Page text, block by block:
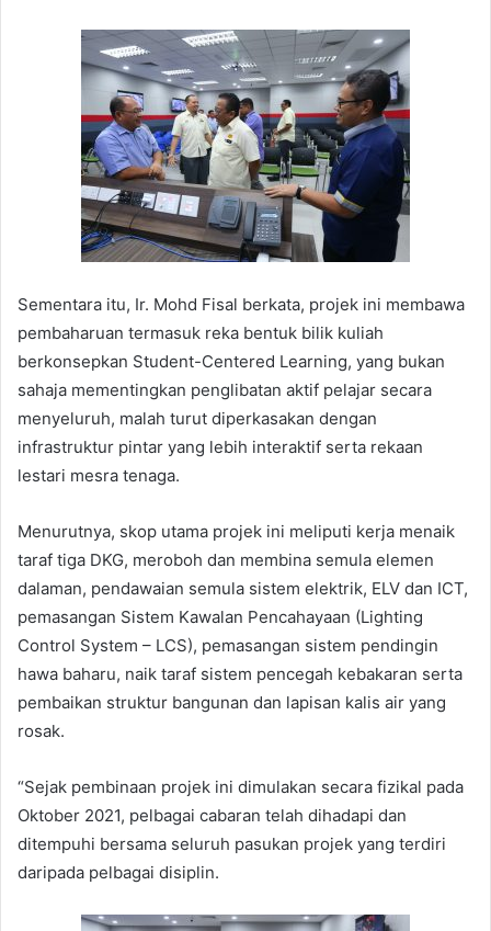
Sementara itu, Ir. Mohd Fisal berkata, projek ini membawa
pembaharuan termasuk reka bentuk bilik kuliah
berkonsepkan Student-Centered Learning, yang bukan
sahaja mementingkan penglibatan aktif pelajar secara
menyeluruh, malah turut diperkasakan dengan
infrastruktur pintar yang lebih interaktif serta rekaan
lestari mesra tenaga.
Menurutnya, skop utama projek ini meliputi kerja menaik
taraf tiga DKG, meroboh dan membina semula elemen
dalaman, pendawaian semula sistem elektrik, ELV dan ICT,
pemasangan Sistem Kawalan Pencahayaan (Lighting
Control System – LCS), pemasangan sistem pendingin
hawa baharu, naik taraf sistem pencegah kebakaran serta
pembaikan struktur bangunan dan lapisan kalis air yang
rosak.
“Sejak pembinaan projek ini dimulakan secara fizikal pada
Oktober 2021, pelbagai cabaran telah dihadapi dan
ditempuhi bersama seluruh pasukan projek yang terdiri
daripada pelbagai disiplin.